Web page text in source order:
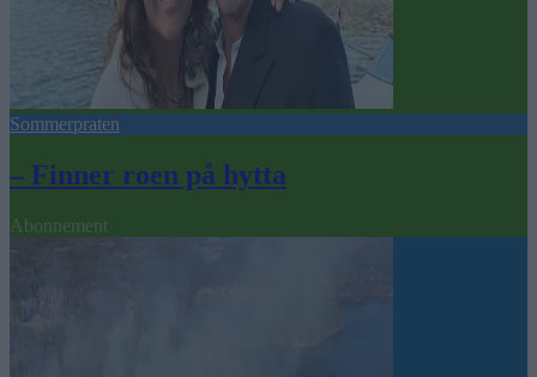
Sommerpraten
– Finner roen på hytta
Abonnement